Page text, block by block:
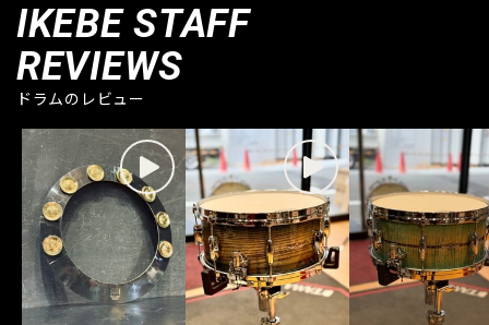
IKEBE STAFF
REVIEWS
ドラムのレビュー